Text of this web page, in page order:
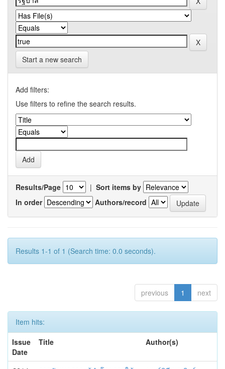
Start a new search
Add filters:
Use filters to refine the search results.
Results/Page | Sort items by
In order
Authors/record
Results 1-1 of 1 (Search time: 0.0 seconds).
previous 1 next
Item hits:
Issue
Date
Title Author(s)